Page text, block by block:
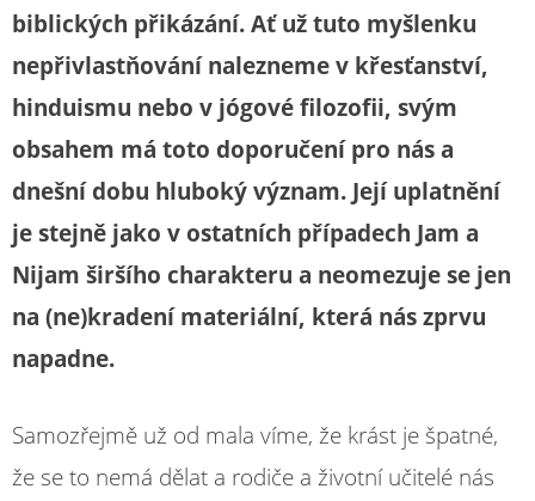
biblických přikázání. Ať už tuto myšlenku
nepřivlastňování nalezneme v křesťanství,
hinduismu nebo v jógové filozofii, svým
obsahem má toto doporučení pro nás a
dnešní dobu hluboký význam. Její uplatnění
je stejně jako v ostatních případech Jam a
Nijam širšího charakteru a neomezuje se jen
na (ne)kradení materiální, která nás zprvu
napadne.
Samozřejmě už od mala víme, že krást je špatné,
že se to nemá dělat a rodiče a životní učitelé nás